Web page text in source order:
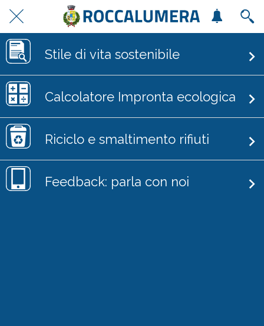
Stile di vita sostenibile
Calcolatore Impronta ecologica
Riciclo e smaltimento rifiuti
Feedback: parla con noi